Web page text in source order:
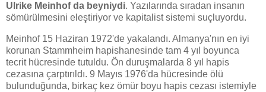
Ulrike Meinhof da beyniydi. Yazılarında sıradan insanın
sömürülmesini eleştiriyor ve kapitalist sistemi suçluyordu.
Meinhof 15 Haziran 1972'de yakalandı. Almanya'nın en iyi
korunan Stammheim hapishanesinde tam 4 yıl boyunca
tecrit hücresinde tutuldu. Ön duruşmalarda 8 yıl hapis
cezasına çarptırıldı. 9 Mayıs 1976'da hücresinde ölü
bulunduğunda, birkaç kez ömür boyu hapis cezası istemiyle